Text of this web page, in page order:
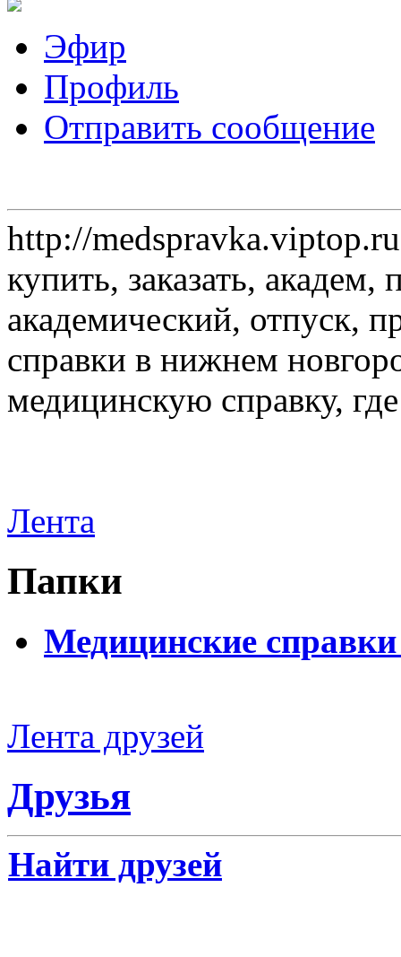
Эфир
Профиль
Отправить сообщение
http://
купить, заказать,
академический, отпуск,
справки в нижнем
медицинскую справку,
Лента
Папки
Медицинские
Лента друзей
Друзья
Найти друзей